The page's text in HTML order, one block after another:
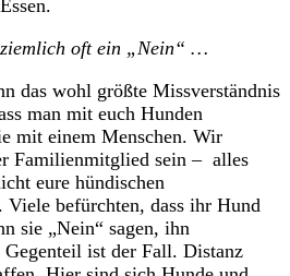
oft ein „Nein“ …
das wohl größte Missverständnis
man mit euch Hunden
mit einem Menschen. Wir
Familienmitglied sein – alles
eure hündischen
befürchten, dass ihr Hund
sie „Nein“ sagen, ihn
Gegenteil ist der Fall. Distanz